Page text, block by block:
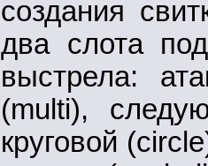
создания
два слота
выстрела:
(multi),
круговой